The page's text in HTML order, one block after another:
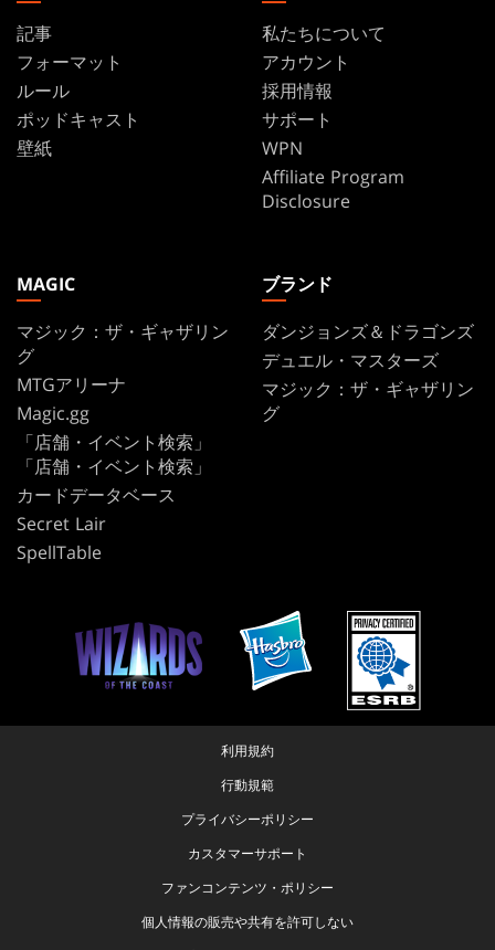
記事
フォーマット
ルール
ポッドキャスト
壁紙
私たちについて
アカウント
採用情報
サポート
WPN
Affiliate Program
Disclosure
MAGIC
マジック：ザ・ギャザリン
グ
MTGアリーナ
Magic.gg
「店舗・イベント検索」
「店舗・イベント検索」
カードデータベース
Secret Lair
SpellTable
ブランド
ダンジョンズ＆ドラゴンズ
デュエル・マスターズ
マジック：ザ・ギャザリン
グ
利用規約
行動規範
プライバシーポリシー
カスタマーサポート
ファンコンテンツ・ポリシー
個人情報の販売や共有を許可しない